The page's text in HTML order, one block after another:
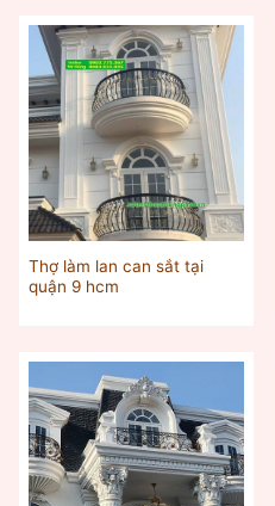
Thợ làm lan can sắt tại
quận 9 hcm